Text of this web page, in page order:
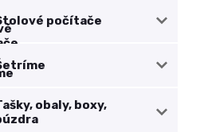
počítače
obaly, boxy,